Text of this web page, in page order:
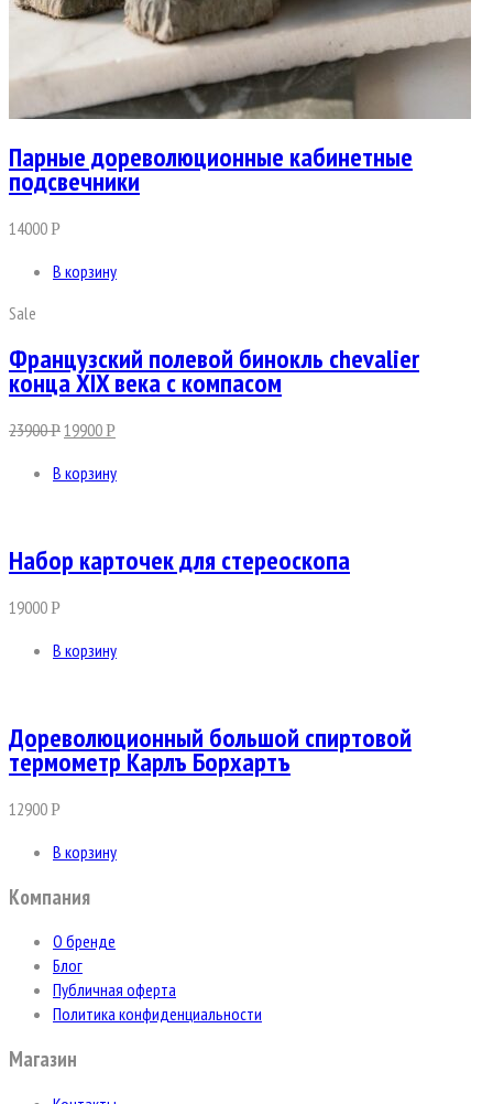
Парные дореволюционные кабинетные
подсвечники
14000Р
В корзину
Sale
Французский полевой бинокль chevalier
конца XIX века с компасом
23900Р19900Р
В корзину
Набор карточек для стереоскопа
19000Р
В корзину
Дореволюционный большой спиртовой
термометр Карлъ Борхартъ
12900Р
В корзину
Компания
О бренде
Блог
Публичная оферта
Политика конфиденциальности
Магазин